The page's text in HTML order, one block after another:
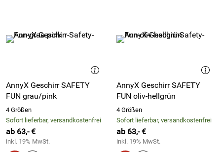
AnnyX Geschirr SAFETY
FUN grau/pink
4 Größen
Sofort lieferbar, versandkostenfrei
ab 63,- €
inkl. 19% MwSt.
AnnyX Geschirr SAFETY
FUN oliv-hellgrün
4 Größen
Sofort lieferbar, versandkostenfrei
ab 63,- €
inkl. 19% MwSt.